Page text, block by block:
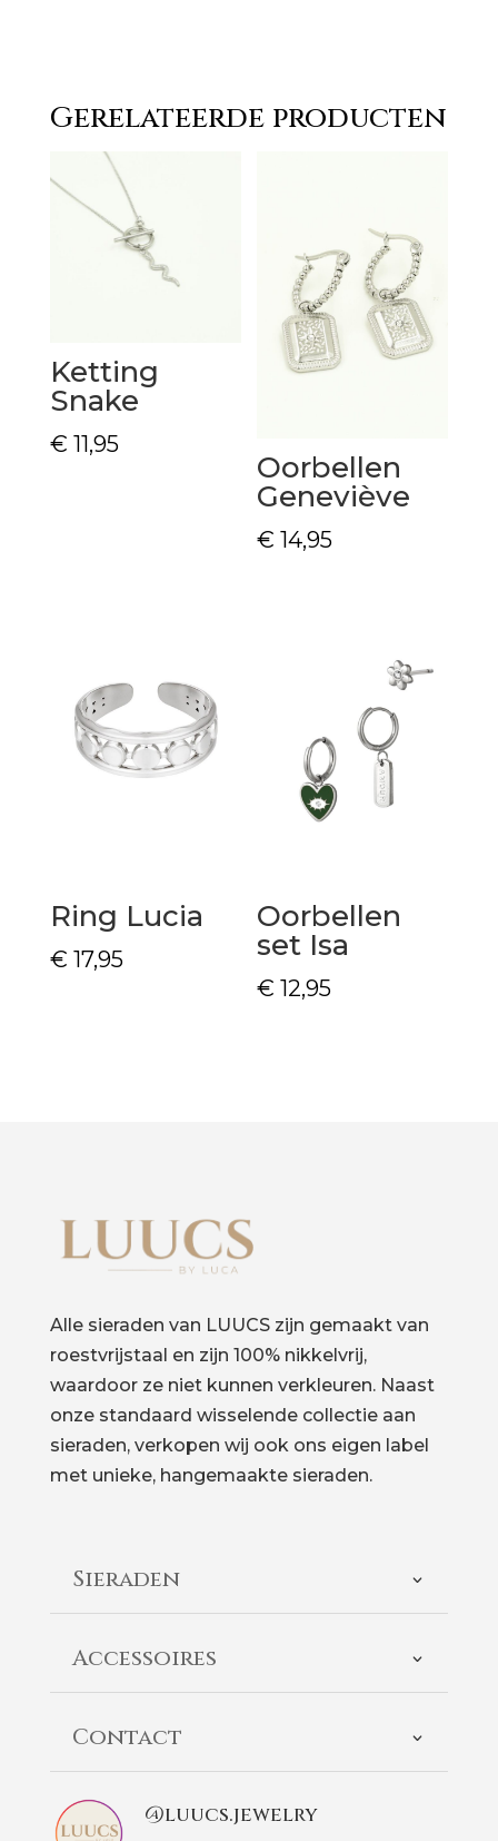
Gerelateerde producten
Ketting
Snake
€ 11,95
Oorbellen
Geneviève
€ 14,95
Ring Lucia
€ 17,95
Oorbellen
set Isa
€ 12,95
Alle sieraden van LUUCS zijn gemaakt van
roestvrijstaal en zijn 100% nikkelvrij,
waardoor ze niet kunnen verkleuren. Naast
onze standaard wisselende collectie aan
sieraden, verkopen wij ook ons eigen label
met unieke, hangemaakte sieraden.
Sieraden
Accessoires
Contact
@luucs.jewelry